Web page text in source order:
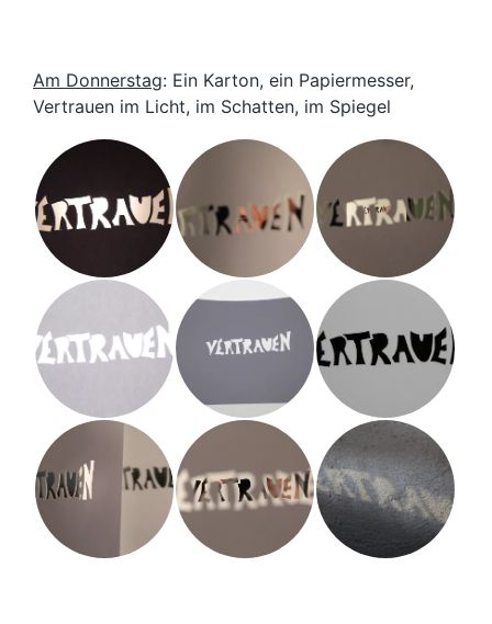
Am Donnerstag: Ein Karton, ein Papiermesser,
Vertrauen im Licht, im Schatten, im Spiegel